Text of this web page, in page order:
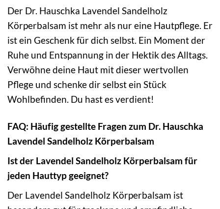
Der Dr. Hauschka Lavendel Sandelholz
Körperbalsam ist mehr als nur eine Hautpflege. Er
ist ein Geschenk für dich selbst. Ein Moment der
Ruhe und Entspannung in der Hektik des Alltags.
Verwöhne deine Haut mit dieser wertvollen
Pflege und schenke dir selbst ein Stück
Wohlbefinden. Du hast es verdient!
FAQ: Häufig gestellte Fragen zum Dr. Hauschka
Lavendel Sandelholz Körperbalsam
Ist der Lavendel Sandelholz Körperbalsam für
jeden Hauttyp geeignet?
Der Lavendel Sandelholz Körperbalsam ist